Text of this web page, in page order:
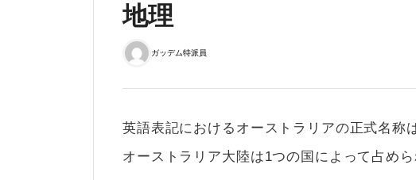
地理
ガッデム特派員
英語表記におけるオーストラリアの正式名称
オーストラリア大陸は1つの国によって占め